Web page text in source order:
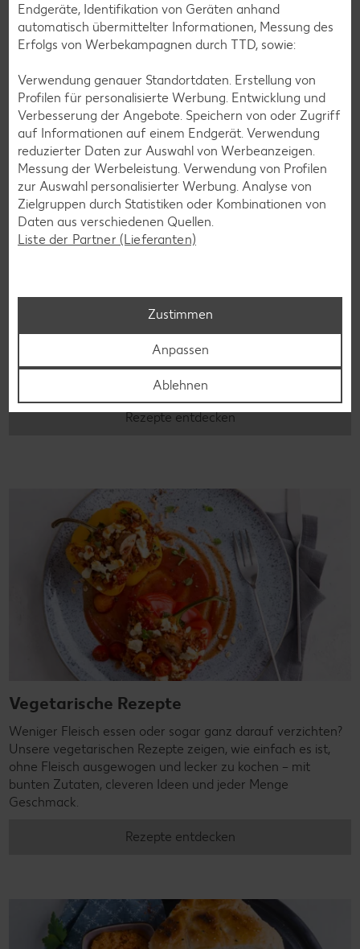
Rezepte entdecken
Laktosefreie Rezepte
denn es geht auch ohne. Unsere laktosefreien Rezepte
bringen Vielfalt auf den Tisch – für große und kleine
Genießer, für die Lunchbox oder das Abendessen.
Rezepte entdecken
Vegetarische Rezepte
Weniger Fleisch essen oder sogar ganz darauf verzichten?
Unsere vegetarischen Rezepte zeigen, wie einfach es ist,
ohne Fleisch ausgewogen und lecker zu kochen – mit
bunten Zutaten, cleveren Ideen und jeder Menge
Geschmack.
Rezepte entdecken
Endgeräte, Identifikation von Geräten anhand
automatisch übermittelter Informationen, Messung des
Erfolgs von Werbekampagnen durch TTD, sowie:
Verwendung genauer Standortdaten. Erstellung von
Profilen für personalisierte Werbung. Entwicklung und
Verbesserung der Angebote. Speichern von oder Zugriff
auf Informationen auf einem Endgerät. Verwendung
reduzierter Daten zur Auswahl von Werbeanzeigen.
Messung der Werbeleistung. Verwendung von Profilen
zur Auswahl personalisierter Werbung. Analyse von
Zielgruppen durch Statistiken oder Kombinationen von
Daten aus verschiedenen Quellen.
Liste der Partner (Lieferanten)
Zustimmen
Anpassen
Ablehnen